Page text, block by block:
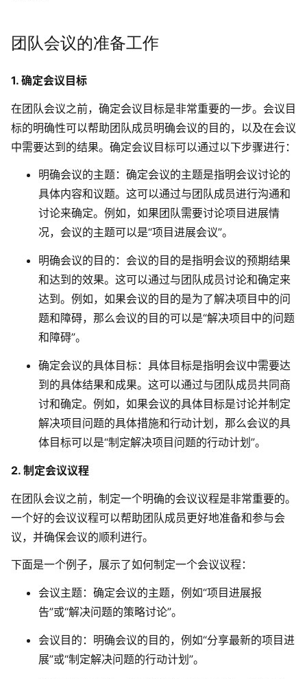
团队会议的准备工作
1. 确定会议目标
在团队会议之前，确定会议目标是非常重要的一步。会议目
标的明确性可以帮助团队成员明确会议的目的，以及在会议
中需要达到的结果。确定会议目标可以通过以下步骤进行：
明确会议的主题：确定会议的主题是指明会议讨论的
具体内容和议题。这可以通过与团队成员进行沟通和
讨论来确定。例如，如果团队需要讨论项目进展情
况，会议的主题可以是“项目进展会议”。
明确会议的目的 ：会议的目的是指明会议的预期结果
和达到的效果。这可以通过与团队成员讨论和确定来
达到。例如，如果会议的目的是为了解决项目中的问
题和障碍，那么会议的目的可以是“解决项目中的问题
和障碍”。
确定会议的具体目标：具体目标是指明会议中需要达
到的具体结果和成果。这可以通过与团队成员共同商
讨和确定。例如，如果会议的具体目标是讨论并制定
解决项目问题的具体措施和行动计划，那么会议的具
体目标可以是“制定解决项目问题的行动计划”。
2. 制定会议议程
在团队会议之前，制定一个明确的会议议程是非常重要的。
一个好的会议议程可以帮助团队成员更好地准备和参与会
议，并确保会议的顺利进行。
下面是一个例子，展示了如何制定一个会议议程：
会议主题：确定会议的主题，例如“项目进展报
告”或“解决问题的策略讨论”。
会议目的 ：明确会议的目的，例如“分享最新的项目进
展”或“制定解决问题的行动计划”。